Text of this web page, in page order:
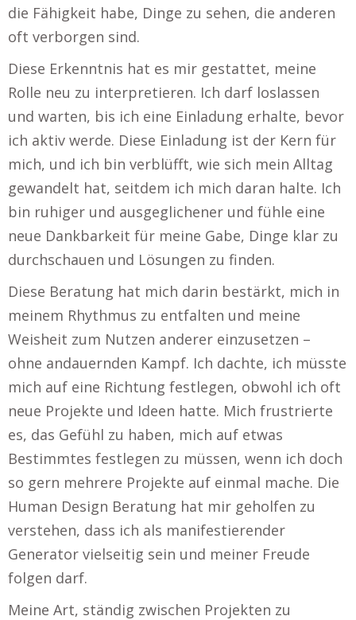
die Fähigkeit habe, Dinge zu sehen, die anderen
oft verborgen sind.
Diese Erkenntnis hat es mir gestattet, meine
Rolle neu zu interpretieren. Ich darf loslassen
und warten, bis ich eine Einladung erhalte, bevor
ich aktiv werde. Diese Einladung ist der Kern für
mich, und ich bin verblüfft, wie sich mein Alltag
gewandelt hat, seitdem ich mich daran halte. Ich
bin ruhiger und ausgeglichener und fühle eine
neue Dankbarkeit für meine Gabe, Dinge klar zu
durchschauen und Lösungen zu finden.
Diese Beratung hat mich darin bestärkt, mich in
meinem Rhythmus zu entfalten und meine
Weisheit zum Nutzen anderer einzusetzen –
ohne andauernden Kampf. Ich dachte, ich müsste
mich auf eine Richtung festlegen, obwohl ich oft
neue Projekte und Ideen hatte. Mich frustrierte
es, das Gefühl zu haben, mich auf etwas
Bestimmtes festlegen zu müssen, wenn ich doch
so gern mehrere Projekte auf einmal mache. Die
Human Design Beratung hat mir geholfen zu
verstehen, dass ich als manifestierender
Generator vielseitig sein und meiner Freude
folgen darf.
Meine Art, ständig zwischen Projekten zu